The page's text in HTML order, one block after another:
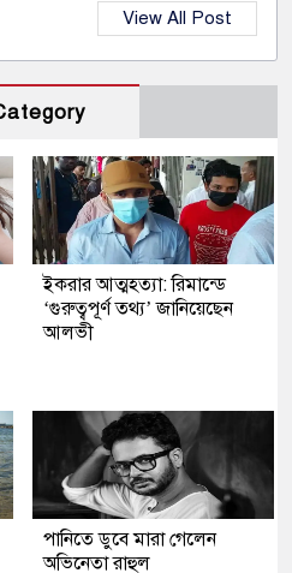
View All Post
ইকরার আত্মহত্যা: রিমান্ডে
‘গুরুত্বপূর্ণ তথ্য’ জানিয়েছেন
আলভী
পানিতে ডুবে মারা গেলেন
অভিনেতা রাহুল